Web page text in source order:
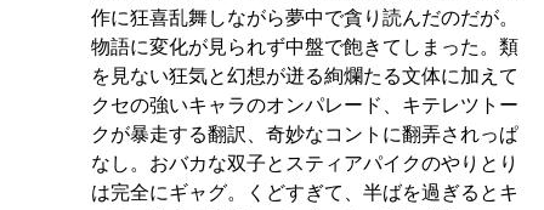
作に狂喜乱舞しながら夢中で貪り読んだのだが。
物語に変化が見られず中盤で飽きてしまった。類
を見ない狂気と幻想が迸る絢爛たる文体に加えて
クセの強いキャラのオンパレード、キテレツトー
クが暴走する翻訳、奇妙なコントに翻弄されっぱ
なし。おバカな双子とスティアパイクのやりとり
は完全にギャグ。くどすぎて、半ばを過ぎるとキ